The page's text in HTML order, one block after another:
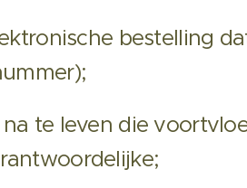
bestelling
te leven die